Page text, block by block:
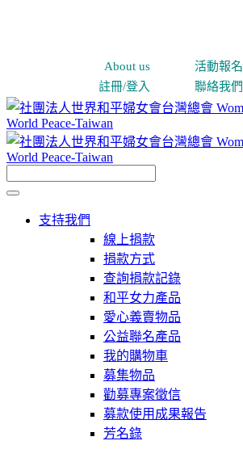
About us 活動報名
註冊/登入
聯絡我們
支持我們
線上捐款
捐款方式
查詢捐款記錄
和平女力產品
愛心義賣物品
公益聯名產品
我的購物車
募集物品
勸募專案徵信
募款使用成果報告
芳名錄